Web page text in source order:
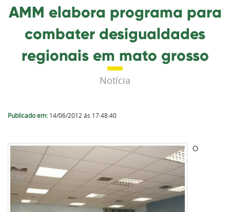
AMM elabora programa para
combater desigualdades
regionais em mato grosso
Notícia
Publicado em: 14/06/2012 ás 17:48:40
O